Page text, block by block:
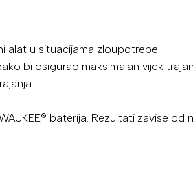
alat u situacijama zloupotrebe
bi osigurao maksimalan vijek
baterija. Rezultati zavise od